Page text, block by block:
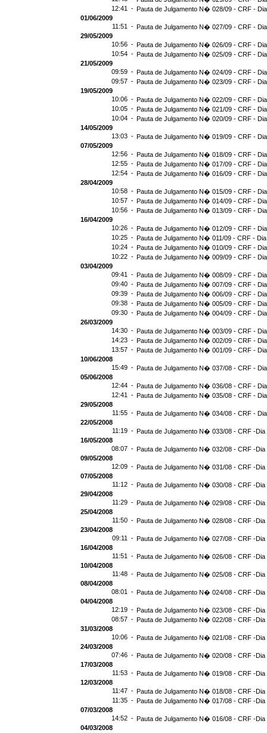
12:41 - Pauta de Julgamento N� 028/09 - CRF -
01/06/2009
11:51 - Pauta de Julgamento N� 027/09 - CRF -
29/05/2009
10:56 - Pauta de Julgamento N� 026/09 - CRF -
10:54 - Pauta de Julgamento N� 025/09 - CRF -
21/05/2009
09:59 - Pauta de Julgamento N� 024/09 - CRF -
09:57 - Pauta de Julgamento N� 023/09 - CRF -
19/05/2009
10:06 - Pauta de Julgamento N� 022/09 - CRF -
10:05 - Pauta de Julgamento N� 021/09 - CRF -
10:04 - Pauta de Julgamento N� 020/09 - CRF -
14/05/2009
13:03 - Pauta de Julgamento N� 019/09 - CRF -
07/05/2009
12:56 - Pauta de Julgamento N� 018/09 - CRF -
12:55 - Pauta de Julgamento N� 017/09 - CRF -
12:54 - Pauta de Julgamento N� 016/09 - CRF -
28/04/2009
10:58 - Pauta de Julgamento N� 015/09 - CRF -
10:57 - Pauta de Julgamento N� 014/09 - CRF -
10:56 - Pauta de Julgamento N� 013/09 - CRF -
16/04/2009
10:26 - Pauta de Julgamento N� 012/09 - CRF -
10:25 - Pauta de Julgamento N� 011/09 - CRF -
10:24 - Pauta de Julgamento N� 010/09 - CRF -
10:22 - Pauta de Julgamento N� 009/09 - CRF -
03/04/2009
09:41 - Pauta de Julgamento N� 008/09 - CRF -
09:40 - Pauta de Julgamento N� 007/09 - CRF -
09:39 - Pauta de Julgamento N� 006/09 - CRF -
09:38 - Pauta de Julgamento N� 005/09 - CRF -
09:30 - Pauta de Julgamento N� 004/09 - CRF -
26/03/2009
14:30 - Pauta de Julgamento N� 003/09 - CRF -
14:23 - Pauta de Julgamento N� 002/09 - CRF -
13:57 - Pauta de Julgamento N� 001/09 - CRF -
10/06/2008
15:49 - Pauta de Julgamento N� 037/08 - CRF -
05/06/2008
12:44 - Pauta de Julgamento N� 036/08 - CRF -
12:41 - Pauta de Julgamento N� 035/08 - CRF -
29/05/2008
11:55 - Pauta de Julgamento N� 034/08 - CRF -
22/05/2008
11:19 - Pauta de Julgamento N� 033/08 - CRF -Dia
16/05/2008
08:07 - Pauta de Julgamento N� 032/08 - CRF -Dia
09/05/2008
12:09 - Pauta de Julgamento N� 031/08 - CRF -Dia
07/05/2008
11:12 - Pauta de Julgamento N� 030/08 - CRF -Dia
29/04/2008
11:29 - Pauta de Julgamento N� 029/08 - CRF -Dia
25/04/2008
11:50 - Pauta de Julgamento N� 028/08 - CRF -Dia
23/04/2008
09:11 - Pauta de Julgamento N� 027/08 - CRF -Dia
16/04/2008
11:51 - Pauta de Julgamento N� 026/08 - CRF -Dia
10/04/2008
11:48 - Pauta de Julgamento N� 025/08 - CRF -Dia
08/04/2008
08:01 - Pauta de Julgamento N� 024/08 - CRF -Dia
04/04/2008
12:19 - Pauta de Julgamento N� 023/08 - CRF -Dia
08:57 - Pauta de Julgamento N� 022/08 - CRF -Dia
31/03/2008
10:06 - Pauta de Julgamento N� 021/08 - CRF -Dia
24/03/2008
07:46 - Pauta de Julgamento N� 020/08 - CRF -Dia
17/03/2008
11:53 - Pauta de Julgamento N� 019/08 - CRF -Dia
12/03/2008
11:47 - Pauta de Julgamento N� 018/08 - CRF -Dia
11:35 - Pauta de Julgamento N� 017/08 - CRF -Dia
07/03/2008
14:52 - Pauta de Julgamento N� 016/08 - CRF -Dia
04/03/2008